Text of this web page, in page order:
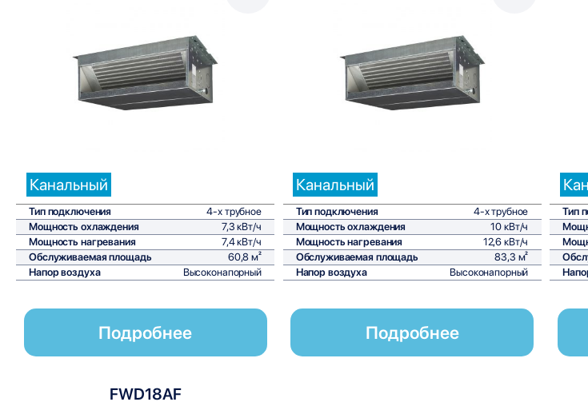
Сравнить
Канальный
Тип подключения
4-х трубное
Мощность охлаждения
7,3 кВт/ч
Мощность нагревания
7,4 кВт/ч
Обслуживаемая площадь
60,8 м²
Напор воздуха
Высоконапорный
Подробнее
Сравнить
Канальный
Тип подключения
4-х трубное
Мощность охлаждения
10 кВт/ч
Мощность нагревания
12,6 кВт/ч
Обслуживаемая площадь
83,3 м²
Напор воздуха
Высоконапорный
Подробнее
Тип
FWD18AF